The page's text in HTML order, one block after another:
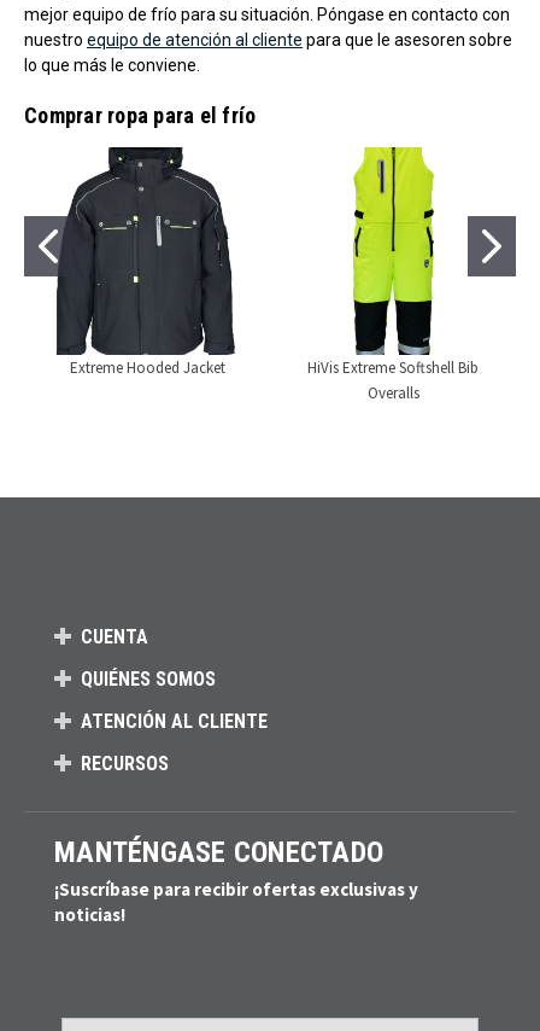
mejor equipo de frío para su situación. Póngase en contacto con
nuestro equipo de atención al cliente para que le asesoren sobre
lo que más le conviene.
Comprar ropa para el frío
Extreme Hooded Jacket
HiVis Extreme Softshell Bib
Overalls
CUENTA
QUIÉNES SOMOS
ATENCIÓN AL CLIENTE
RECURSOS
MANTÉNGASE CONECTADO
¡Suscríbase para recibir ofertas exclusivas y
noticias!